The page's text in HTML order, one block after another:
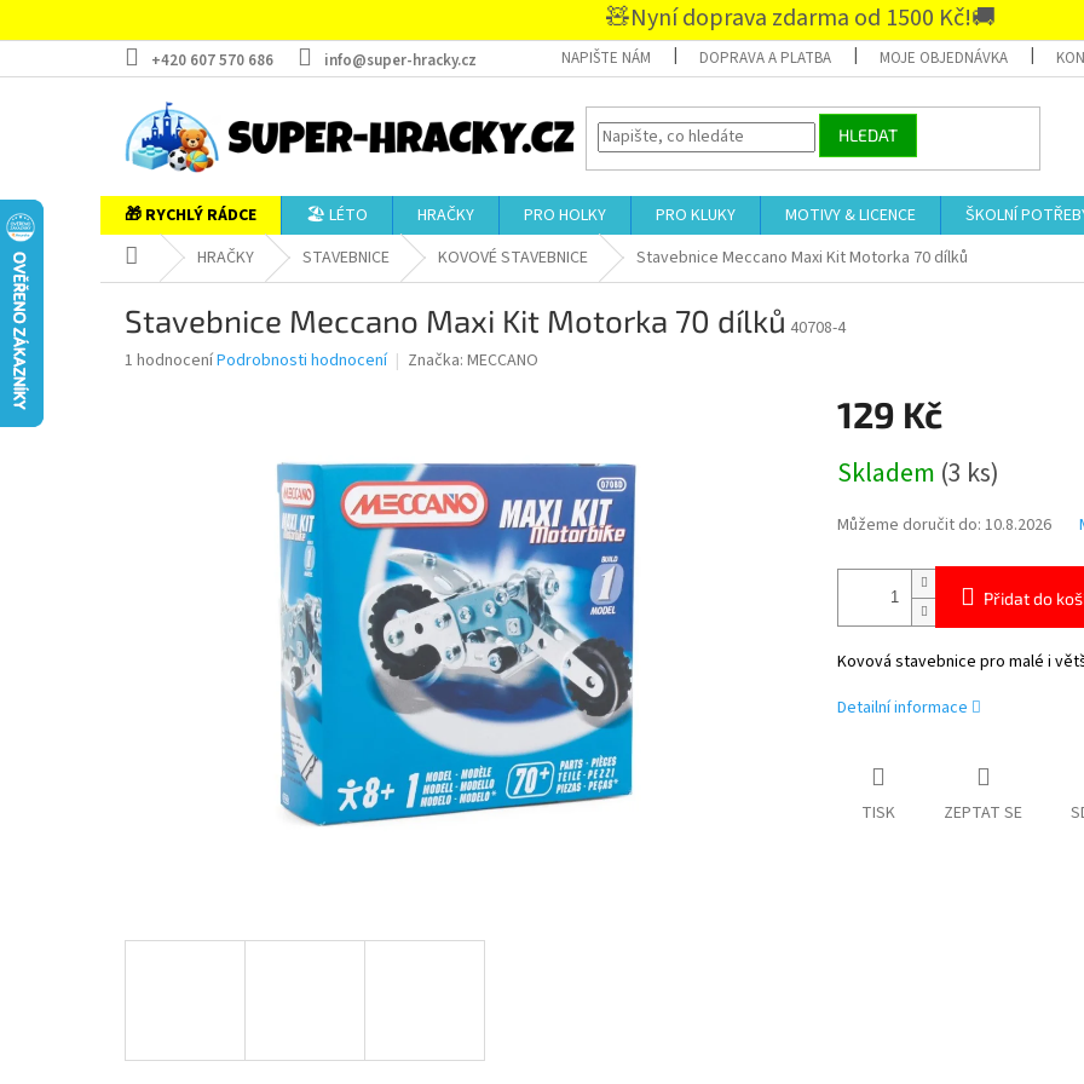
🧸Nyní doprava zdarma od 1500 Kč!🚚
+420 607 570 686 info@super-hracky.cz NAPIŠTE NÁM DOPRAVA A PLATBA MOJE OBJEDNÁVKA
HLEDAT
🎁 RYCHLÝ RÁDCE 🏖️ LÉTO HRAČKY PRO HOLKY PRO KLUKY MOTIVY & LICENCE ŠKOLNÍ
Domů HRAČKY STAVEBNICE KOVOVÉ STAVEBNICE Stavebnice Meccano Maxi Kit Motorka 70 dílků
Stavebnice Meccano Maxi Kit Motorka 70 dílků 40708-4
Průměrné
1 hodnoceníPodrobnosti hodnocení Značka: MECCANO
129 Kč
cena:
Skladem (3 ks)
Můžeme doručit do: 10.8.2026
Přidat do
Kovová stavebnice pro malé i
Detailní informace
TISK ZEPTAT SE